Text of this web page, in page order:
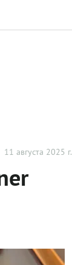
11 августа 2025 г.